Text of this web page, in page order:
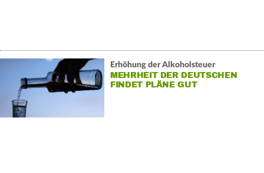
Erhöhung der Alkoholsteuer
MEHRHEIT DER DEUTSCHEN
FINDET PLÄNE GUT